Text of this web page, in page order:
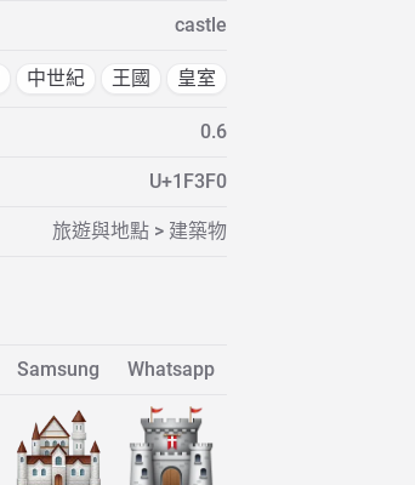
castle
中世紀 王國 皇室
0.6
U+1F3F0
旅遊與地點 > 建築物
Samsung Whatsapp